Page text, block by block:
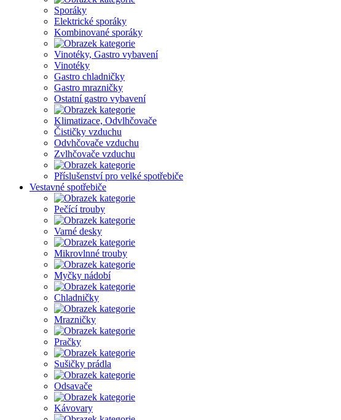
Sporáky
Elektrické sporáky
Kombinované sporáky
Vinotéky, Gastro vybavení
Vinotéky
Gastro chladničky
Gastro mrazničky
Ostatní gastro vybavení
Klimatizace, Odvlhčovače
Čističky vzduchu
Odvhčovače vzduchu
Zvlhčovače vzduchu
Příslušenství pro velké spotřebiče
Vestavné spotřebiče
Pečící trouby
Varné desky
Mikrovlnné trouby
Myčky nádobí
Chladničky
Mrazničky
Pračky
Sušičky prádla
Odsavače
Kávovary